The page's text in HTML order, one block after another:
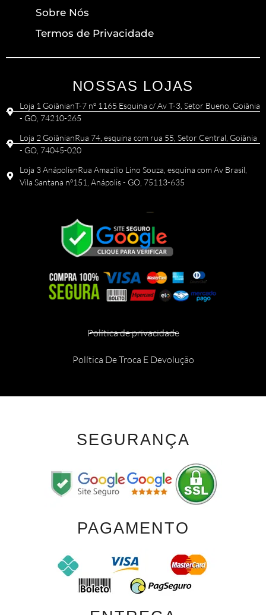
Sobre Nós
Termos de Privacidade
NOSSAS LOJAS
Loja 1 GoiânianT-7 nº 1165 Esquina c/ Av T-3, Setor Bueno, Goiânia
- GO, 74210-265
Loja 2 GoiânianRua 74, esquina com rua 55, Setor Central, Goiânia
- GO, 74045-020
Loja 3 AnápolisnRua Amazilio Lino Souza, esquina com Av Brasil,
Vila Santana nº151, Anápolis - GO, 75113-635
Política de privacidade
Política De Troca E Devolução
SEGURANÇA
PAGAMENTO